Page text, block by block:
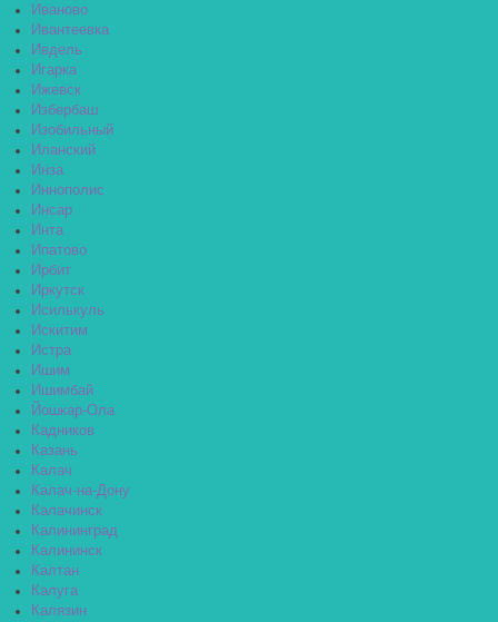
Иваново
Ивантеевка
Ивдель
Игарка
Ижевск
Избербаш
Изобильный
Иланский
Инза
Иннополис
Инсар
Инта
Ипатово
Ирбит
Иркутск
Исилькуль
Искитим
Истра
Ишим
Ишимбай
Йошкар-Ола
Кадников
Казань
Калач
Калач-на-Дону
Калачинск
Калининград
Калининск
Калтан
Калуга
Калязин